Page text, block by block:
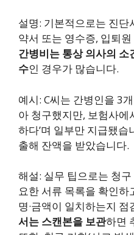
설명: 기본적으로는 진단
약서 또는 영수증, 입퇴
간병비는 통상 의사의 소
수인 경우가 많습니다.
예시: C씨는 간병인을 3
아 청구했지만, 보험사에
하다’며 일부만 지급됐
출해 잔액을 받았습니다.
해설: 실무 팁으로는 청
요한 서류 목록을 확인하
명·금액이 일치하는지 점
서는 스캔본을 보관하면